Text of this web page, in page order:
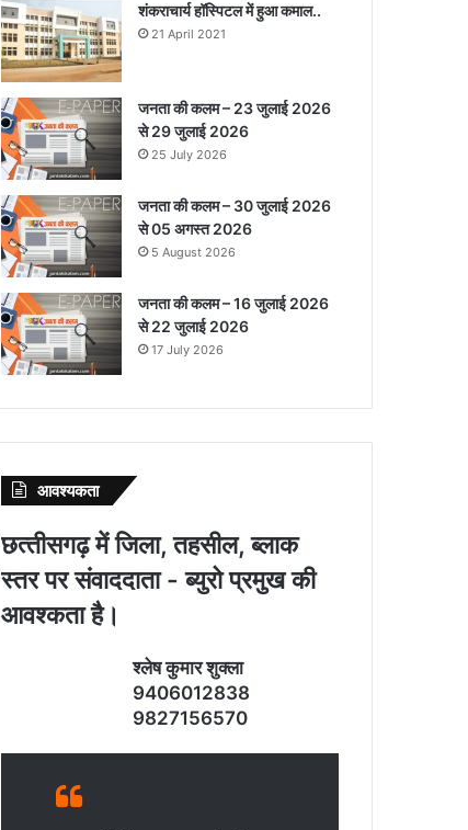
शंकराचार्य हॉस्पिटल में हुआ कमाल..
21 April 2021
जनता की कलम – 23 जुलाई 2026
से 29 जुलाई 2026
25 July 2026
जनता की कलम – 30 जुलाई 2026
से 05 अगस्त 2026
5 August 2026
जनता की कलम – 16 जुलाई 2026
से 22 जुलाई 2026
17 July 2026
आवश्‍यकता
छत्‍तीसगढ़ में जिला, तहसील, ब्‍लाक
स्‍तर पर संवाददाता - ब्‍युरो प्रमुख की
आवश्‍कता है।
श्‍लेष कुमार शुक्‍ला
9406012838
9827156570